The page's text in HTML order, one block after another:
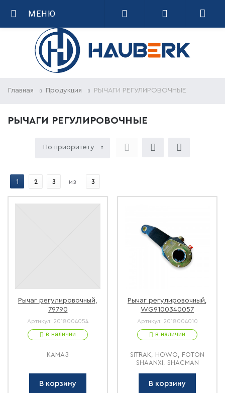
МЕНЮ
Главная Продукция РЫЧАГИ РЕГУЛИРОВОЧНЫЕ
РЫЧАГИ РЕГУЛИРОВОЧНЫЕ
По приоритету
1 2 3 из 3
Рычаг регулировочный,
79790
Артикул: 2018004054
в наличии
КАМАЗ
В корзину
Рычаг регулировочный,
WG9100340057
Артикул: 2018004010
в наличии
SITRAK, HOWO, FOTON
SHAANXI, SHACMAN
В корзину